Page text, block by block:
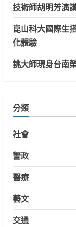
技術師胡明芳演
崑山科大國際生
化體驗
挑大師現身台南
分類
社會
警政
醫療
藝文
交通